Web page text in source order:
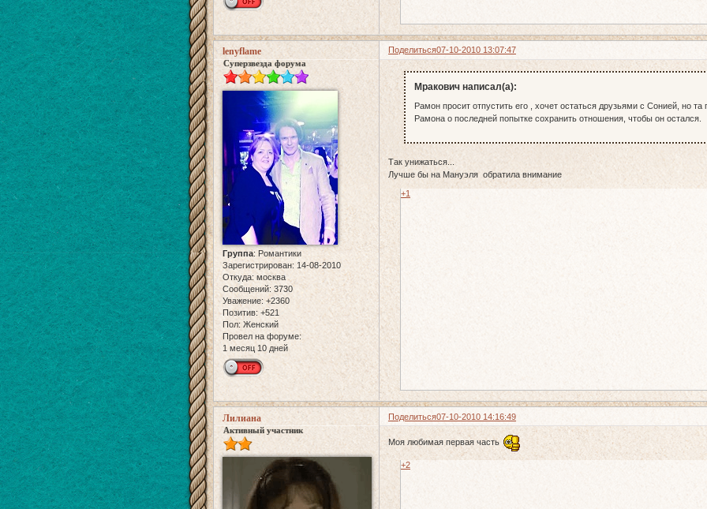
Поделиться07-10-2010 13:07:47
lenyflame
Суперзвезда форума
Группа: Романтики
Зарегистрирован: 14-08-2010
Откуда: москва
Сообщений: 3730
Уважение: +2360
Позитив: +521
Пол: Женский
Провел на форуме:
1 месяц 10 дней
Мракович написал(а):
Рамон просит отпустить его , хочет остаться друзьями с Сонией, но
Рамона о последней попытке сохранить отношения, чтобы он остался.
Так унижаться...
Лучше бы на Мануэля обратила внимание
+1
Поделиться07-10-2010 14:16:49
Лилиана
Активный участник
Моя любимая первая часть
+2